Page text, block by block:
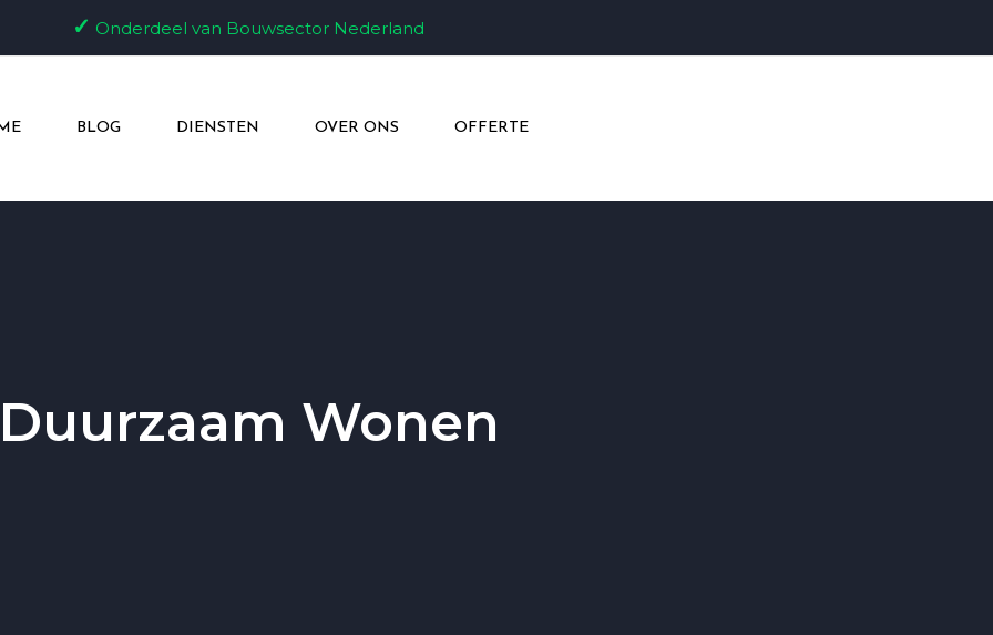
✓ Onderdeel van Bouwsector Nederland
BLOG DIENSTEN OVER ONS OFFERTE
Duurzaam Wonen